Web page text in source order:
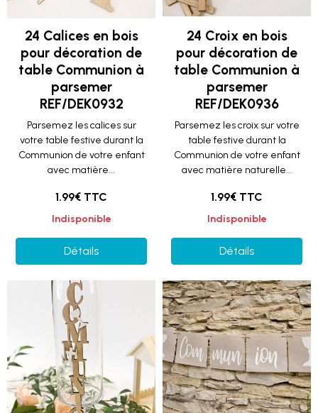
24 Calices en bois
pour décoration de
table Communion à
parsemer
REF/DEK0932
Parsemez les calices sur
votre table festive durant la
Communion de votre enfant
avec matière...
1.99€ TTC
Indisponible
Détails
24 Croix en bois
pour décoration de
table Communion à
parsemer
REF/DEK0936
Parsemez les croix sur votre
table festive durant la
Communion de votre enfant
avec matière naturelle...
1.99€ TTC
Indisponible
Détails